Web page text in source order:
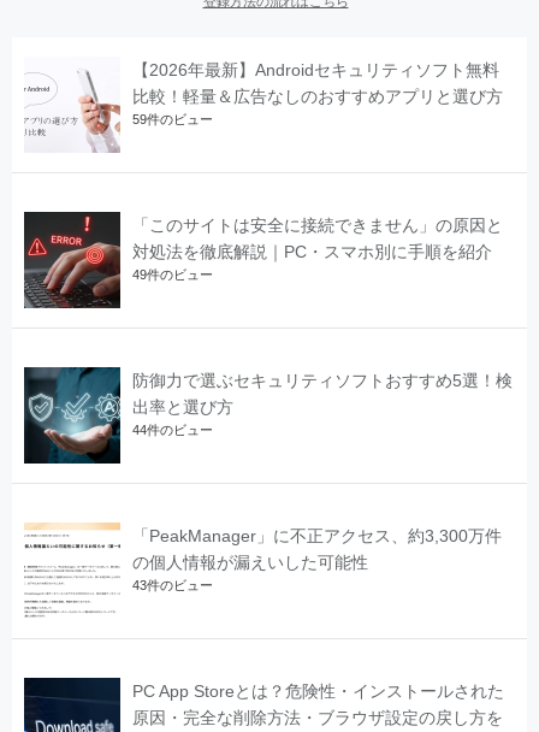
【2026年最新】Androidセキュリティソフト無料
比較！軽量＆広告なしのおすすめアプリと選び方
59件のビュー
「このサイトは安全に接続できません」の原因と
対処法を徹底解説｜PC・スマホ別に手順を紹介
49件のビュー
防御力で選ぶセキュリティソフトおすすめ5選！検
出率と選び方
44件のビュー
「PeakManager」に不正アクセス、約3,300万件
の個人情報が漏えいした可能性
43件のビュー
PC App Storeとは？危険性・インストールされた
原因・完全な削除方法・ブラウザ設定の戻し方を